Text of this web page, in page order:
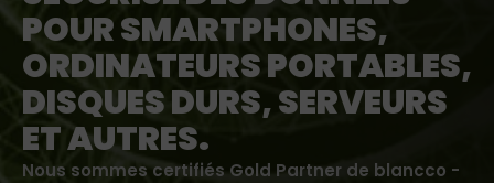
CARRIÈRE
PLUS
POUR SMARTPHONES,
ORDINATEURS PORTABLES,
DISQUES DURS, SERVEURS
ET AUTRES.
Nous sommes certifiés Gold Partner de blancco -